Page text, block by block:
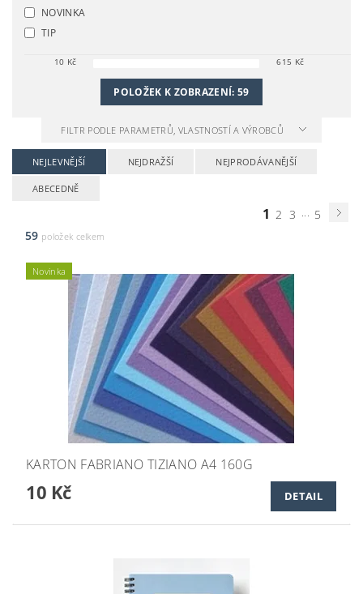
NOVINKA
TIP
10 Kč 615 Kč
POLOŽEK K ZOBRAZENÍ:59
FILTR PODLE PARAMETRŮ, VLASTNOSTÍ A VÝROBCŮ
NEJLEVNĚJŠÍ NEJDRAŽŠÍ NEJPRODÁVANĚJŠÍ
ABECEDNĚ
1 2 3
5
59 položek celkem
Novinka
KARTON FABRIANO TIZIANO A4 160G
10 Kč DETAIL